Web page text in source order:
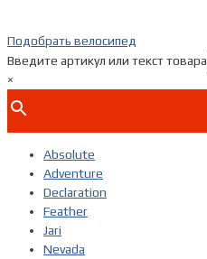
Подобрать велосипед
Введите артикул или текст товара
×
Absolute
Adventure
Declaration
Feather
Jari
Nevada